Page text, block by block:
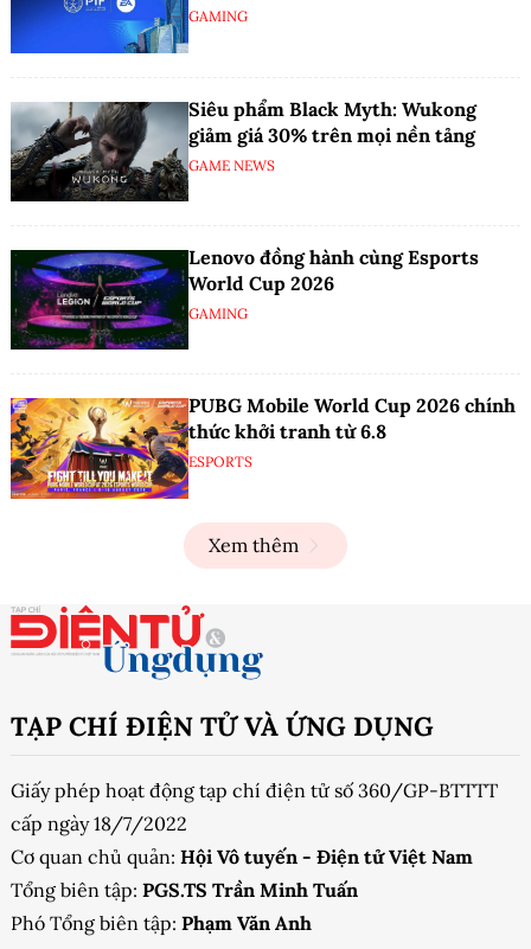
GAMING
Siêu phẩm Black Myth: Wukong
giảm giá 30% trên mọi nền tảng
GAME NEWS
Lenovo đồng hành cùng Esports
World Cup 2026
GAMING
PUBG Mobile World Cup 2026 chính
thức khởi tranh từ 6.8
ESPORTS
Xem thêm
TẠP CHÍ ĐIỆN TỬ VÀ ỨNG DỤNG
Giấy phép hoạt động tạp chí điện tử số 360/GP-BTTTT
cấp ngày 18/7/2022
Cơ quan chủ quản: Hội Vô tuyến - Điện tử Việt Nam
Tổng biên tập: PGS.TS Trần Minh Tuấn
Phó Tổng biên tập: Phạm Văn Anh